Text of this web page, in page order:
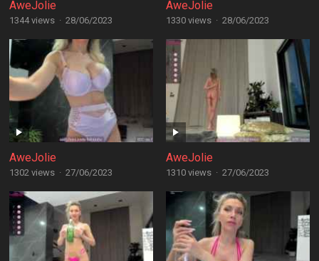
AweJolie
1344 views · 28/06/2023
AweJolie
1330 views · 28/06/2023
AweJolie
1302 views · 27/06/2023
AweJolie
1310 views · 27/06/2023